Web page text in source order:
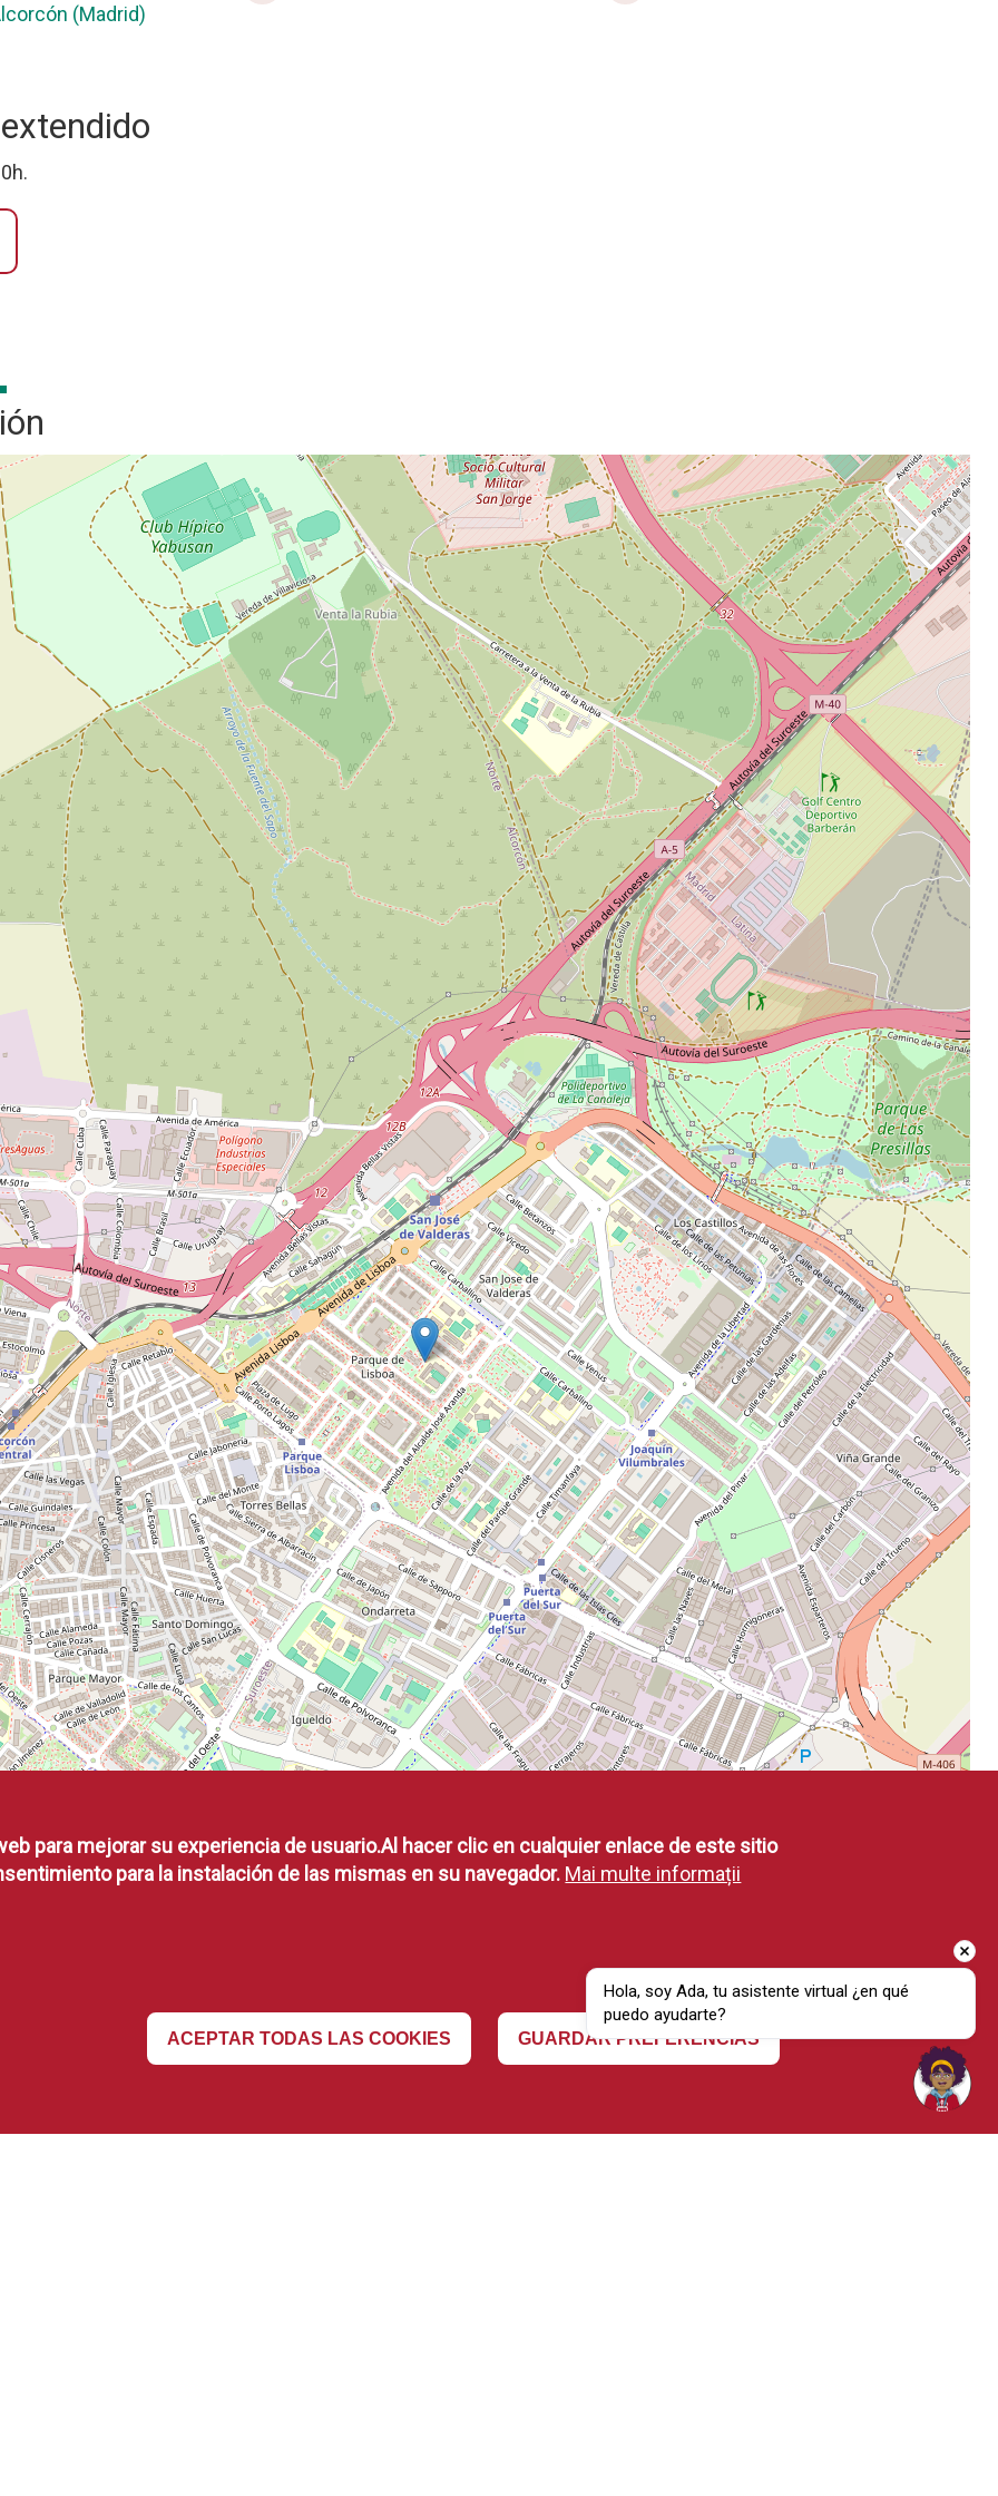
(Madrid)
para mejorar su experiencia de usuario.Al hacer clic en cualquier enlace de este sitio
para la instalación de las mismas en su navegador. Mai multe informații
GUARDAR PREFERENCIAS
ACEPTAR TODAS LAS COOKIES Revocar consentimiento
Hola, soy Ada, tu asistente virtual ¿en qué
puedo ayudarte?